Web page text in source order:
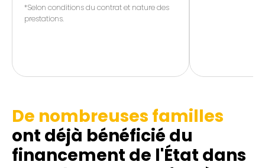
*Selon conditions du contrat et nature des
prestations.
De nombreuses familles
ont déjà bénéficié du
financement de l'État dans